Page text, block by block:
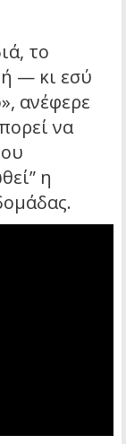
το
— κι εσύ
ανέφερε
να
η